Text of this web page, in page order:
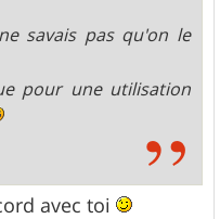
savais pas qu'on le
pour une utilisation
avec toi